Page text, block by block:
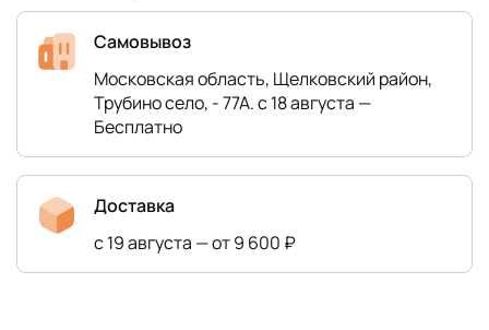
Самовывоз
Московская область, Щелковский район,
Трубино село, - 77А. с 18 августа —
Бесплатно
Доставка
с 19 августа — от 9 600 ₽